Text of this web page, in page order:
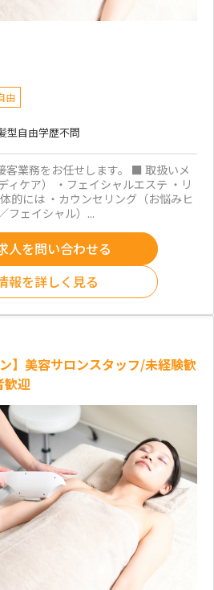
由
型自由学歴不問
客業務をお任せします。 ■ 取扱いメ
ィケア） ・フェイシャルエステ ・リ
的には ・カウンセリング（お悩みヒ
フェイシャル）...
人を問い合わせる
報を詳しく見る
】美容サロンスタッフ/未経験歓
歓迎